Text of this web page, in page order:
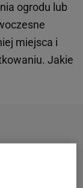
ogrodu lub
miejsca i
Jakie